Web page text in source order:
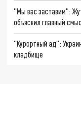
"Мы вас заставим":
объяснил главный
"Курортный ад":
кладбище